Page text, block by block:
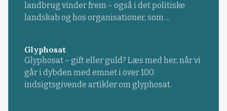
landbrug vinder frem – også i det politiske
landskab og hos organisationer, som ...
Glyphosat
Glyphosat – gift eller guld? Læs med her, når vi
går i dybden med emnet i over 100
indsigtsgivende artikler om glyphosat.